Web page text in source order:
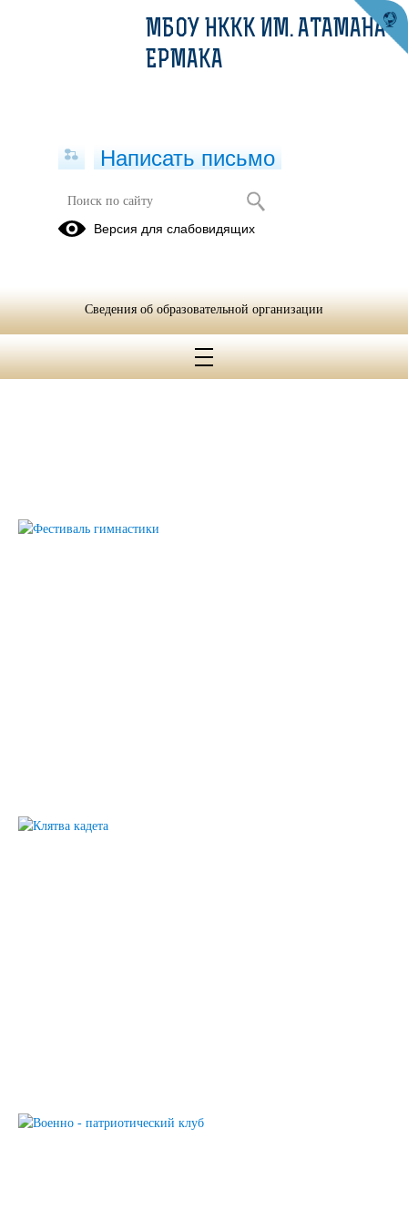
МБОУ НККК ИМ. АТАМАНА
ЕРМАКА
Написать письмо
Версия для слабовидящих
Сведения об образовательной организации